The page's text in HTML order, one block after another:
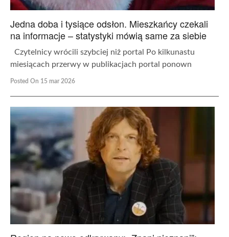
Jedna doba i tysiące odsłon. Mieszkańcy czekali
na informacje – statystyki mówią same za siebie
Czytelnicy wrócili szybciej niż portal Po kilkunastu
miesiącach przerwy w publikacjach portal ponown
Posted On 15 mar 2026